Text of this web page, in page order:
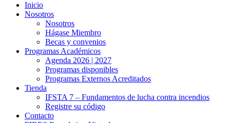
Inicio
Nosotros
Nosotros
Hágase Miembro
Becas y convenios
Programas Académicos
Agenda 2026 | 2027
Programas disponibles
Programas Externos Acreditados
Tienda
IFSTA 7 – Fundamentos de lucha contra incendios
Registre su código
Contacto